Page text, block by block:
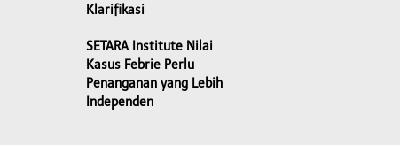
Klarifikasi
SETARA Institute Nilai
Kasus Febrie Perlu
Penanganan yang Lebih
Independen